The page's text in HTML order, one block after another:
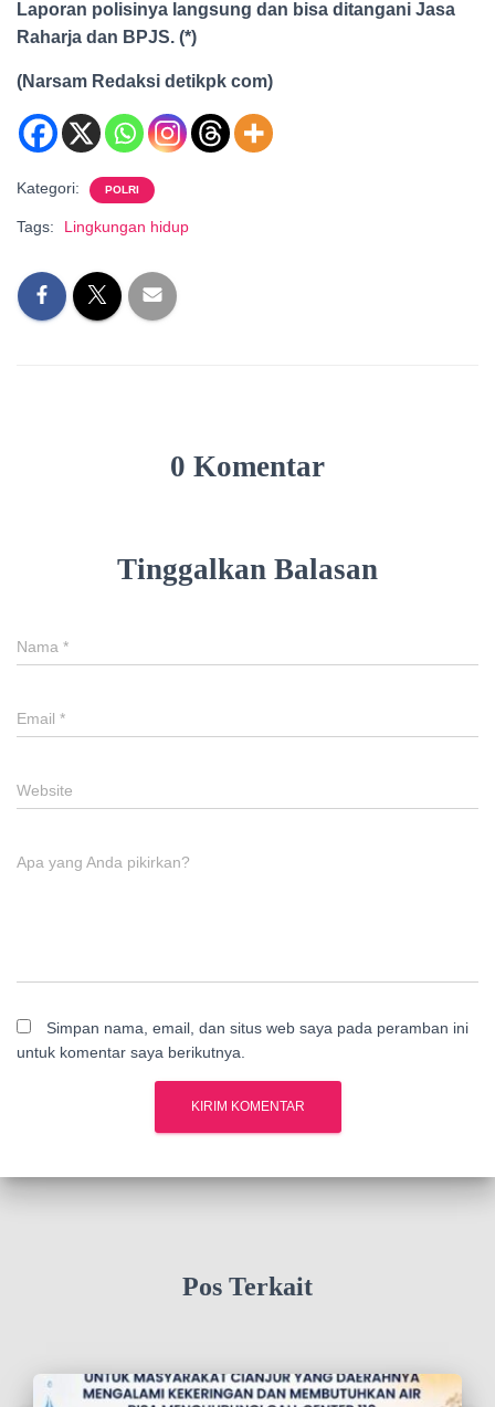
Laporan polisinya langsung dan bisa ditangani Jasa
Raharja dan BPJS. (*)
(Narsam Redaksi detikpk com)
Kategori: POLRI
Tags: Lingkungan hidup
0 Komentar
Tinggalkan Balasan
Nama *
Email *
Website
Apa yang Anda pikirkan?
Simpan nama, email, dan situs web saya pada peramban ini
untuk komentar saya berikutnya.
Pos Terkait